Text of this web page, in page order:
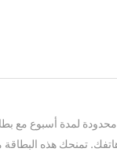
لمدة أسبوع مع
تمنحك هذه